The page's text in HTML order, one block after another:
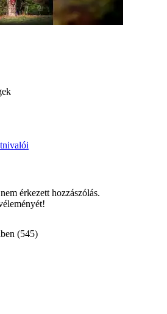
érkezett hozzászólás.
(545)